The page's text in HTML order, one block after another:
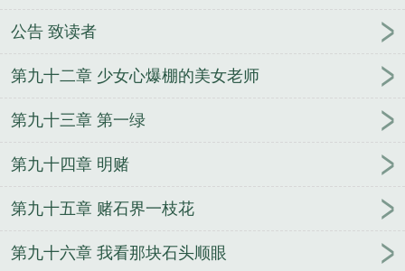
公告 致读者
第九十二章 少女心爆棚的美女老师
第九十三章 第一绿
第九十四章 明赌
第九十五章 赌石界一枝花
第九十六章 我看那块石头顺眼